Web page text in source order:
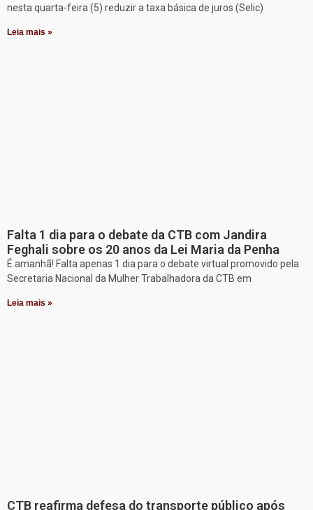
nesta quarta-feira (5) reduzir a taxa básica de juros (Selic)
Leia mais »
Falta 1 dia para o debate da CTB com Jandira
Feghali sobre os 20 anos da Lei Maria da Penha
É amanhã! Falta apenas 1 dia para o debate virtual promovido pela
Secretaria Nacional da Mulher Trabalhadora da CTB em
Leia mais »
CTB reafirma defesa do transporte público após